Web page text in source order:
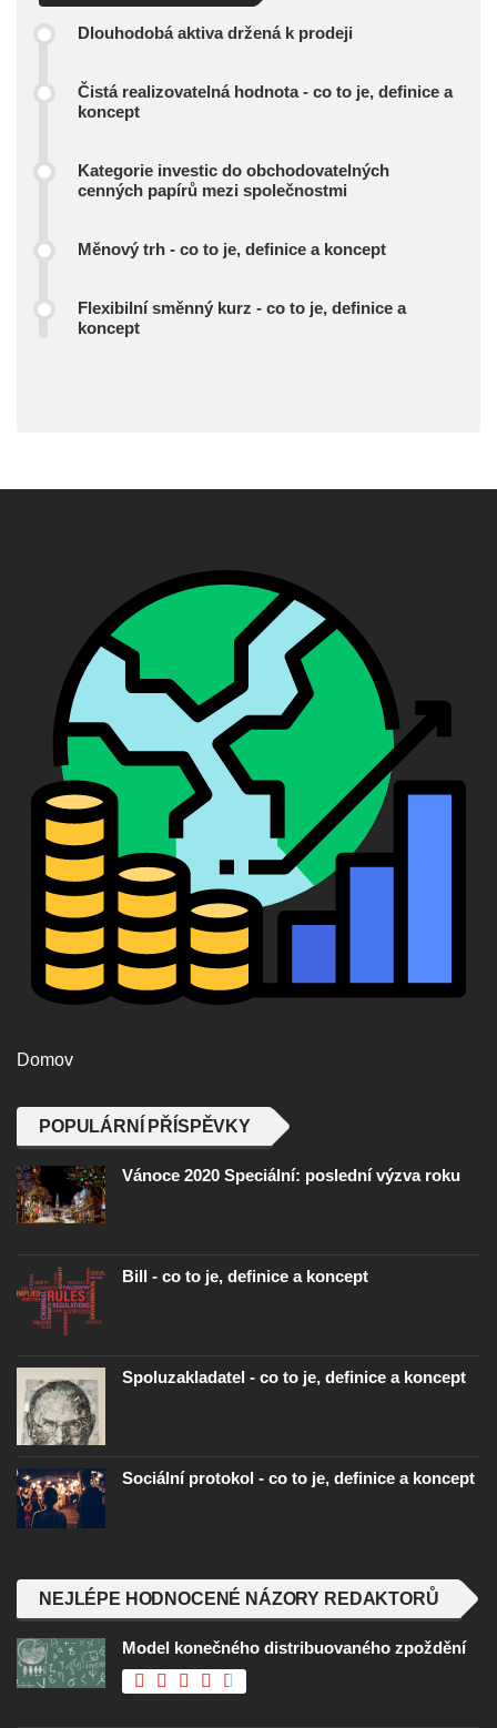
Dlouhodobá aktiva držená k prodeji
Čistá realizovatelná hodnota - co to je, definice a
koncept
Kategorie investic do obchodovatelných
cenných papírů mezi společnostmi
Měnový trh - co to je, definice a koncept
Flexibilní směnný kurz - co to je, definice a
koncept
Domov
POPULÁRNÍ PŘÍSPĚVKY
Vánoce 2020 Speciální: poslední výzva roku
Bill - co to je, definice a koncept
Spoluzakladatel - co to je, definice a koncept
Sociální protokol - co to je, definice a koncept
NEJLÉPE HODNOCENÉ NÁZORY REDAKTORŮ
Model konečného distribuovaného zpoždění